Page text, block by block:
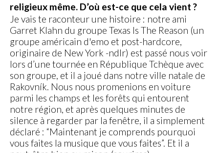
religieux même. D’où est-ce que cela vient ?
Je vais te raconteur une histoire : notre ami
Garret Klahn du groupe Texas Is The Reason (un
groupe américain d'emo et post-hardcore,
originaire de New York -ndlr) est passé nous voir
lors d’une tournée en République Tchèque avec
son groupe, et il a joué dans notre ville natale de
Rakovník. Nous nous promenions en voiture
parmi les champs et les forêts qui entourent
notre région, et après quelques minutes de
silence à regarder par la fenêtre, il a simplement
déclaré : “Maintenant je comprends pourquoi
vous faites la musique que vous faites”. Et il a